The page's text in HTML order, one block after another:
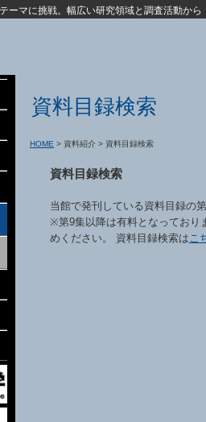
ーマに挑戦。幅広い研究領域と調査活動か
資料目録検索
HOME > 資料紹介 > 資料目録検索
資料目録検索
当館で発刊している資料目録の
※第9集以降は有料となっており
めください。 資料目録検索はこ